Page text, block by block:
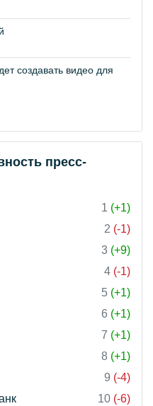
создавать видео для
пресс-
1 (+1)
2 (-1)
3 (+9)
4 (-1)
5 (+1)
6 (+1)
7 (+1)
8 (+1)
9 (-4)
10 (-6)